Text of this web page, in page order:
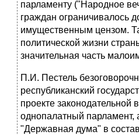
парламенту ("Народное
граждан ограничивалось
имущественным цензом.
политической жизни
значительная часть
П.И. Пестель
республиканский
проекте законодательной
однопалатный парламент,
"Державная дума" в